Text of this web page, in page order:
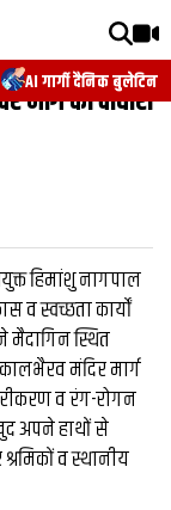
AI गार्गी दैनिक बुलेटिन
की दीवारों
हिमांशु नागपाल
व स्वच्छता कार्यों
मैदागिन स्थित
मंदिर मार्ग
व रंग-रोगन
अपने हाथों से
व स्थानीय